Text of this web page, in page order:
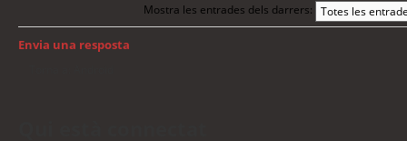
Mostra les entrades dels darrers:
Envia una resposta